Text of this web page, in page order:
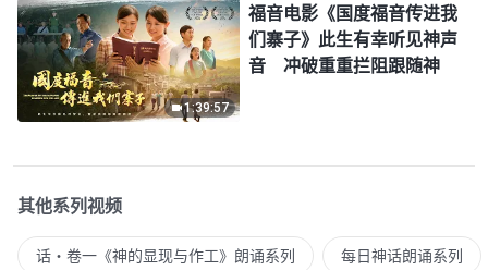
1:39:57
福音电影《国度福音传进我
们寨子》此生有幸听见神声
音 冲破重重拦阻跟随神
其他系列视频
话・卷一《神的显现与作工》朗诵系列 每日神话朗诵系列